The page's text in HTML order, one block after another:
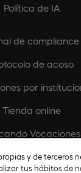
Política de IA
de compliance
de acoso
por
Tienda online
Vocaciones
Europeamedia
y de terceros
tus hábitos de